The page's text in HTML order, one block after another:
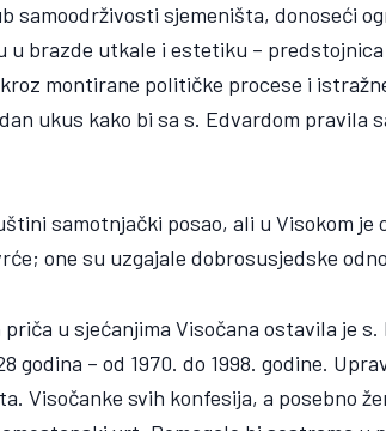
samoodrživosti sjemeništa, donoseći
u brazde utkale i estetiku – predstojnica
montirane političke procese i
ukus kako bi sa s. Edvardom pravila
samotnjački posao, ali u Visokom
one su uzgajale dobrosusjedske
u sjećanjima Visočana ostavila je
godina – od 1970. do 1998. godine.
Visočanke svih konfesija, a posebno